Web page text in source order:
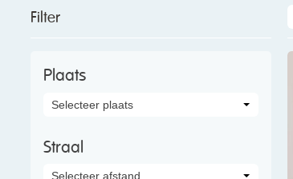
Filter
Plaats
Selecteer plaats
Straal
Selecteer afstand